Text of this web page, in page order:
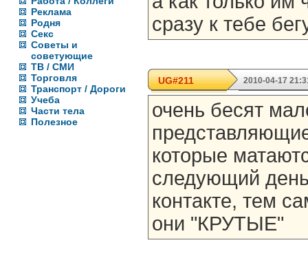
Реклама
Родня
Секс
Советы и
советующие
ТВ / СМИ
Торговля
Транспорт / Дороги
Учеба
Части тела
Полезное
сразу к тебе
UG#211 2010-04-17
очень бесят
которые
следующий
контакте, тем
они "КРУТЫЕ"